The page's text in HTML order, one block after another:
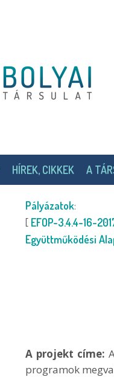
HÍREK, CIKKEK A
Pályázatok:
[ EFOP-3.4.4-16-
Együttműködési
A projekt címe:
programok